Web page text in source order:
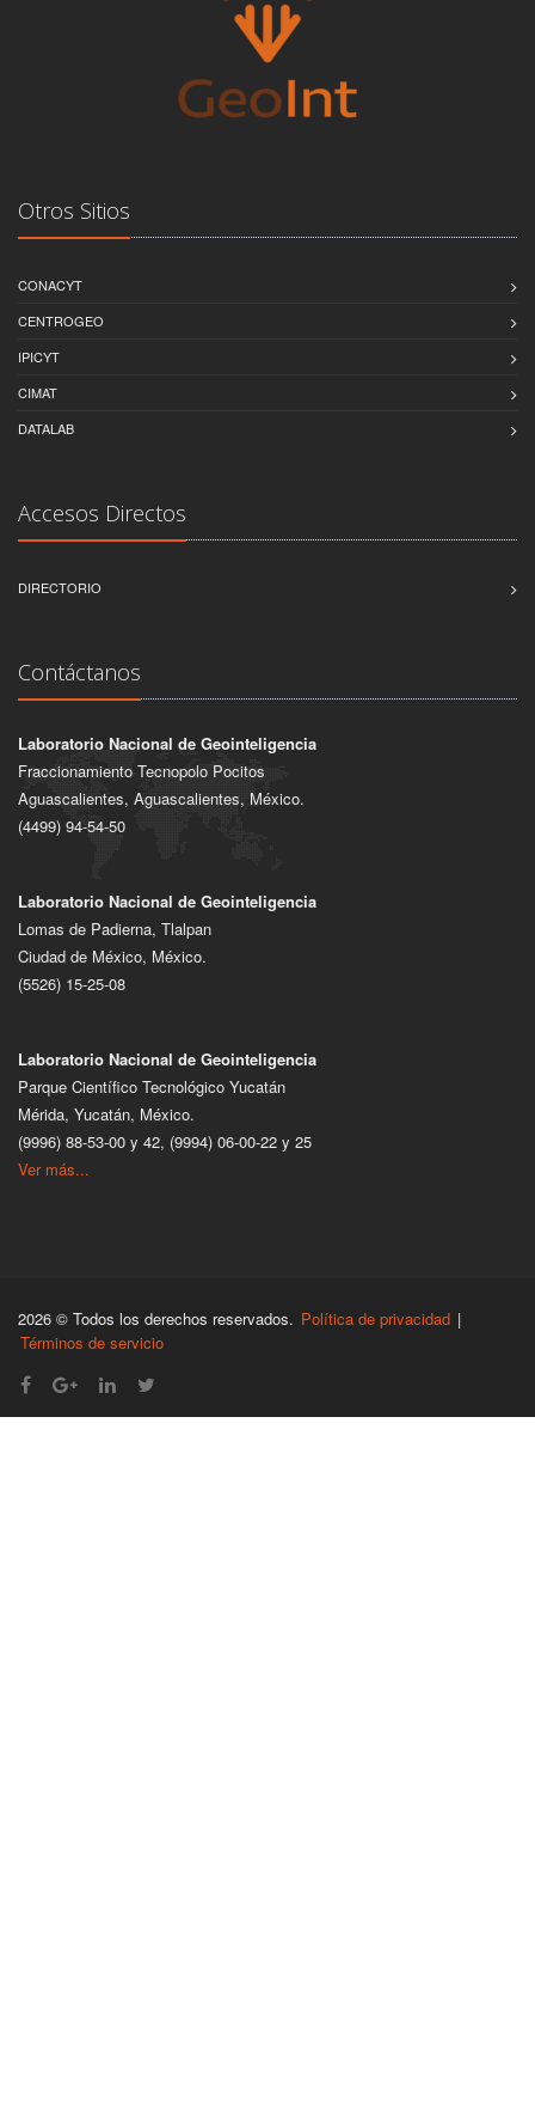
Otros Sitios
CONACYT
CENTROGEO
IPICYT
CIMAT
DATALAB
Accesos Directos
DIRECTORIO
Contáctanos
Laboratorio Nacional de Geointeligencia
Fraccionamiento Tecnopolo Pocitos
Aguascalientes, Aguascalientes, México.
(4499) 94-54-50
Laboratorio Nacional de Geointeligencia
Lomas de Padierna, Tlalpan
Ciudad de México, México.
(5526) 15-25-08
Laboratorio Nacional de Geointeligencia
Parque Científico Tecnológico Yucatán
Mérida, Yucatán, México.
(9996) 88-53-00 y 42, (9994) 06-00-22 y 25
Ver más...
2026 © Todos los derechos reservados. Política de privacidad |
Términos de servicio